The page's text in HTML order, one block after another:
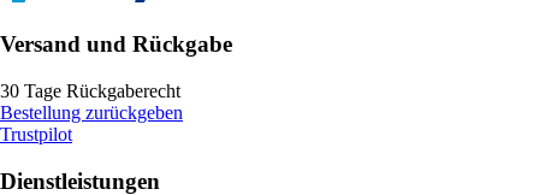
Versand und Rückgabe
30 Tage Rückgaberecht
Bestellung zurückgeben
Trustpilot
Dienstleistungen